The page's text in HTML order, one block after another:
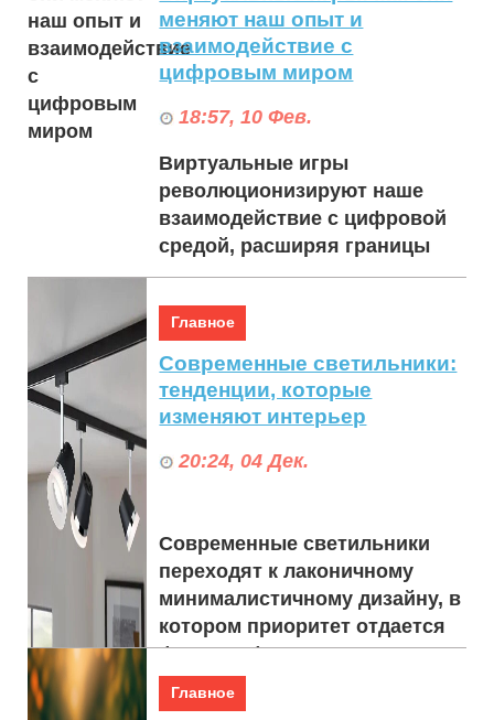
меняют наш опыт и
взаимодействие с
цифровым миром
18:57, 10 Фев.
Виртуальные игры
революционизируют наше
взаимодействие с цифровой
средой, расширяя границы
развлечений, социального
взаимодействия и даже
образования...
Главное
Современные светильники:
тенденции, которые
изменяют интерьер
20:24, 04 Дек.
Современные светильники
переходят к лаконичному
минималистичному дизайну, в
котором приоритет отдается
форме и функциональности.
Чистые линии, пр...
Главное